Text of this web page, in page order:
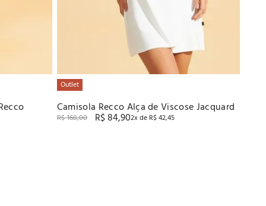
Outlet
Camisola Recco Alça de Viscose Jacquard
R$168,00 R$84,902x de R$42,45